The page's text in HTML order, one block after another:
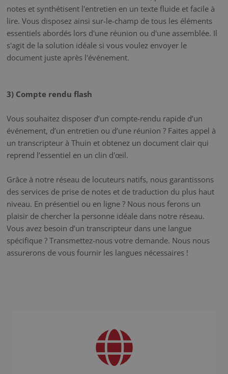
notes et synthétisent l'entretien en un texte fluide et facile à
lire. Vous disposez ainsi sur-le-champ de tous les éléments
essentiels abordés lors d'une réunion ou d'une assemblée. Il
s'agit de la solution idéale si vous voulez envoyer le
document juste après l'événement.
3) Compte rendu flash
Vous souhaitez disposer d’un compte-rendu rapide d’un
événement, d’un entretien ou d’une réunion ? Faites appel à
un transcripteur à Thuin et obtenez un document clair qui
reprend l’essentiel en un clin d'œil.
Grâce à notre réseau de locuteurs natifs, nous garantissons
des services de prise de notes et de traduction du plus haut
niveau. En présentiel ou en ligne ? Nous nous ferons un
plaisir de chercher la personne idéale dans notre réseau.
Vous avez besoin d’un transcripteur dans une langue
spécifique ? Transmettez-nous votre demande. Nous nous
assurerons de vous fournir les langues nécessaires !